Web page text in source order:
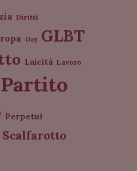
Diritti
Gay GLBT
Laicità Lavoro
Partito
Perpetui
Scalfarotto